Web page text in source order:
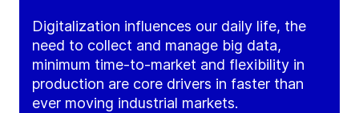
Digitalization influences our daily life, the
need to collect and manage big data,
minimum time-to-market and flexibility in
production are core drivers in faster than
ever moving industrial markets.